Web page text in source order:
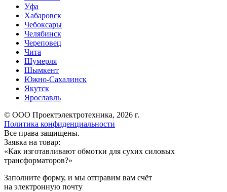
Уфа
Хабаровск
Чебоксары
Челябинск
Череповец
Чита
Шумерля
Шымкент
Южно-Сахалинск
Якутск
Ярославль
© ООО Проектэлектротехника, 2026 г.
Политика конфиденциальности
Все права защищены.
Заявка на товар:
«Как изготавливают обмотки для сухих силовых
трансформаторов?»
Заполните форму, и мы отправим вам счёт
на электронную почту